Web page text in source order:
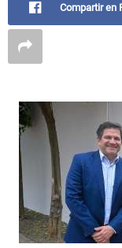
Compartir en